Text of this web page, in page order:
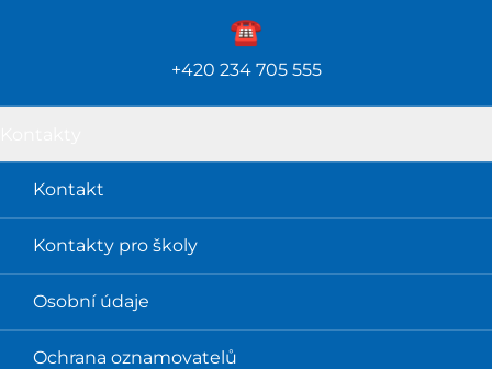
☎️️
+420 234 705 555
Kontakt
Kontakty pro školy
Osobní údaje
Ochrana oznamovatelů